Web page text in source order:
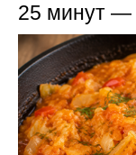
25 минут —